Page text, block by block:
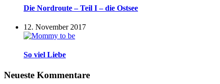
Die Nordroute – Teil I – die Ostsee
12. November 2017
So viel Liebe
Neueste Kommentare